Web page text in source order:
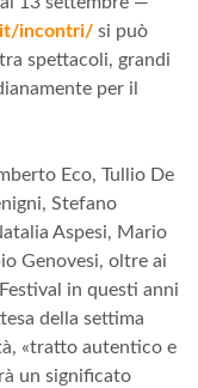
incontri/ si può
spettacoli, grandi
per il
Eco, Tullio De
Stefano
Aspesi, Mario
Genovesi, oltre ai
in questi anni
della settima
«tratto autentico e
un significato